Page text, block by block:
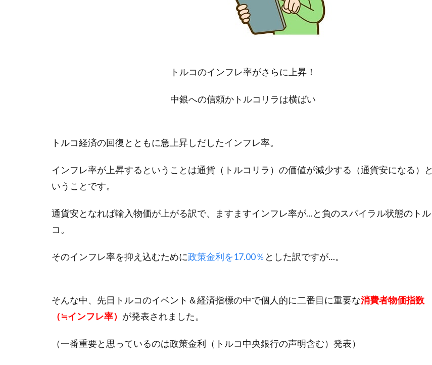
トルコのインフレ率がさらに上昇！
中銀への信頼かトルコリラは横ばい
トルコ経済の回復とともに急上昇しだしたインフレ率。
インフレ率が上昇するということは通貨（トルコリラ）の価値が減少する（通貨安になる）と
いうことです。
通貨安となれば輸入物価が上がる訳で、ますますインフレ率が…と負のスパイラル状態のトル
コ。
そのインフレ率を抑え込むために政策金利を17.00％ とした訳ですが…。
そんな中、先日トルコのイベント＆経済指標の中で個人的に二番目に重要な消費者物価指数
（≒インフレ率） が発表されました。
（一番重要と思っているのは政策金利（トルコ中央銀行の声明含む）発表）